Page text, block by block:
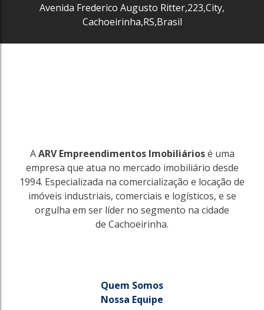
Avenida Frederico Augusto Ritter,223,City,
Cachoeirinha,RS,Brasil
AARV Empreendimentos Imobiliáriosé uma
empresa que atua no mercado imobiliário desde
1994. Especializada na comercialização e locação de
imóveis industriais, comerciais e logísticos, e se
orgulha em ser líder no segmento na cidade
de Cachoeirinha.
Quem Somos
Nossa Equipe